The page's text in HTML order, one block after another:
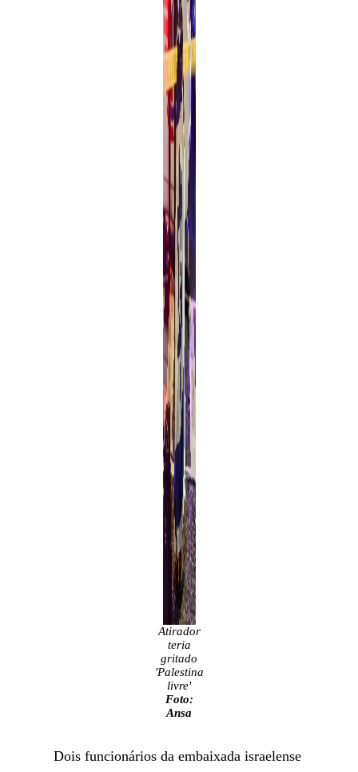
Atirador
teria
gritado
'Palestina
livre'
Foto:
Ansa
Dois funcionários da embaixada israelense